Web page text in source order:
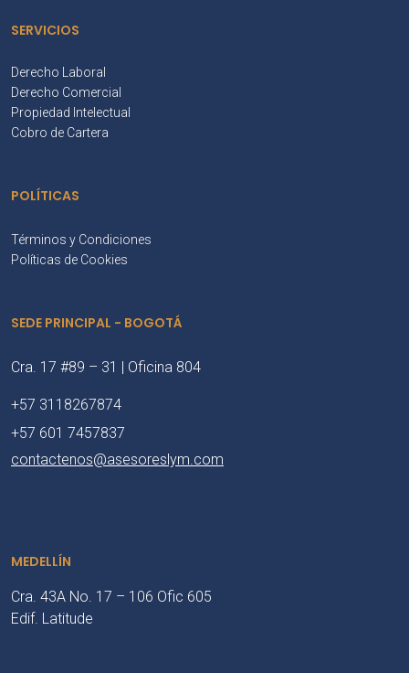
SERVICIOS
Derecho Laboral
Derecho Comercial
Propiedad Intelectual
Cobro de Cartera
POLÍTICAS
Términos y Condiciones
Políticas de Cookies
SEDE PRINCIPAL - BOGOTÁ
Cra. 17 #89 – 31 | Oficina 804
+57 3118267874
+57 601 7457837
contactenos@asesoreslym.com
MEDELLÍN
Cra. 43A No. 17 – 106 Ofic 605
Edif. Latitude